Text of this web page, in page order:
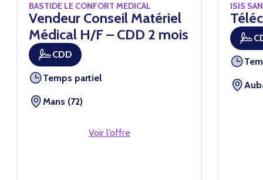
BASTIDE LE CONFORT MEDICAL
Vendeur Conseil Matériel
Médical H/F – CDD 2 mois
CDD
Temps partiel
Mans (72)
Voir l’offre
ISIS